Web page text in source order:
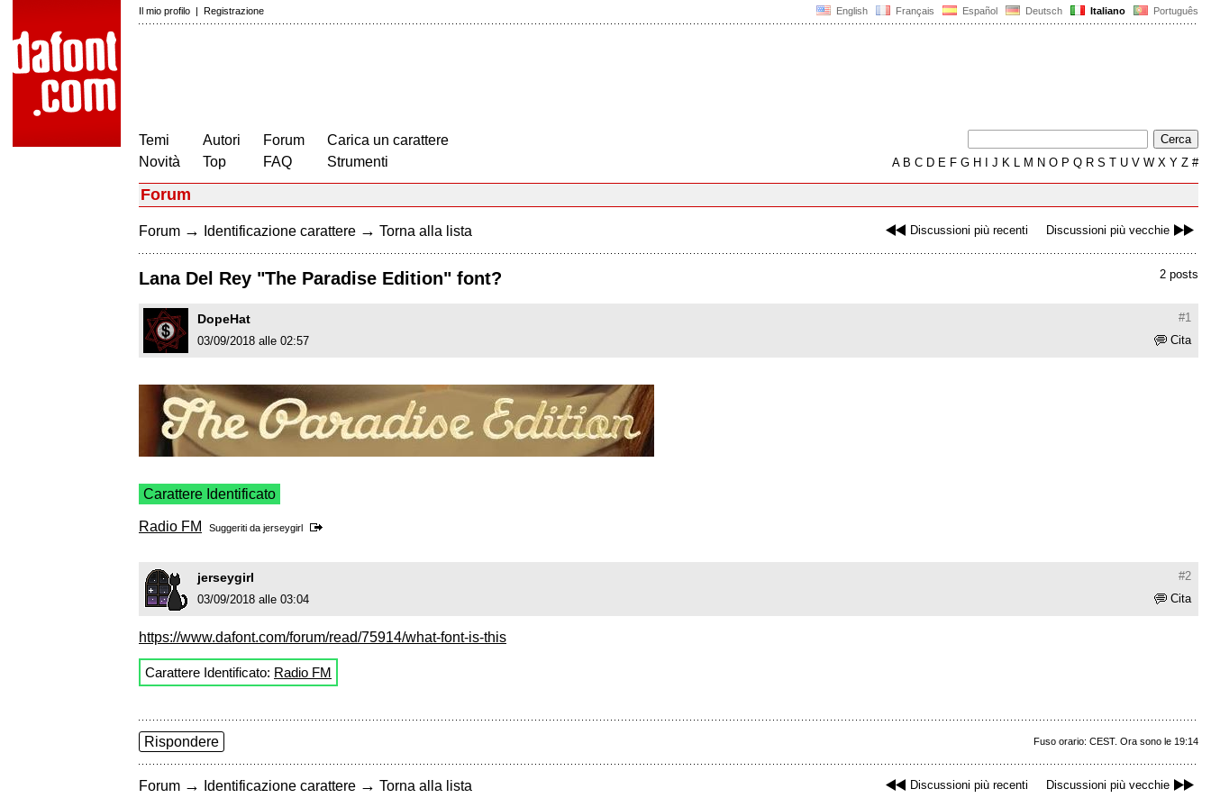
English Français Español Deutsch Italiano Português
Il mio profilo | Registrazione
Temi
Novità
Autori
Top
Forum
FAQ
Carica un carattere
Strumenti
AB C D E F G H J K L M N O P Q R S T U V W X Y Z #
Forum
Discussioni più recenti Discussioni più vecchie
Forum → Identificazione carattere → Torna alla lista
2 posts
Lana Del Rey "The Paradise Edition" font?
#1
DopeHat
Cita
03/09/2018 alle 02:57
Carattere Identificato
Radio FM Suggeriti da jerseygirl
#2
jerseygirl
Cita
03/09/2018 alle 03:04
https://www.dafont.com/forum/read/75914/what-font-is-this
Carattere Identificato: Radio FM
Fuso orario: CEST. Ora sono le 19:14
Rispondere
Discussioni più recenti Discussioni più vecchie
Forum → Identificazione carattere → Torna alla lista